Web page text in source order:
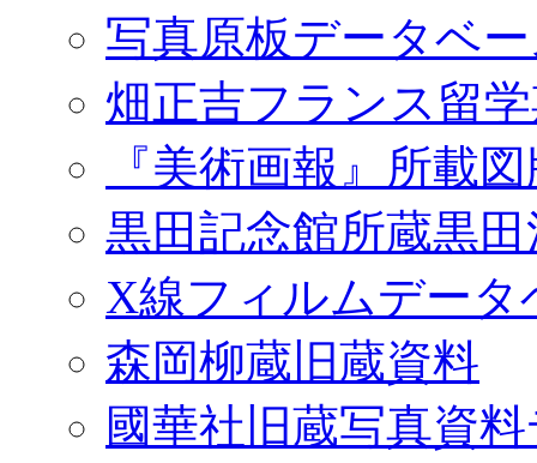
写真原板データベ
畑正吉フランス留
『美術画報』所載
黒田記念館所蔵黒
X線フィルムデータ
森岡柳蔵旧蔵資料
國華社旧蔵写真資